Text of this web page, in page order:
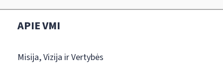
APIE VMI
Misija, Vizija ir Vertybės